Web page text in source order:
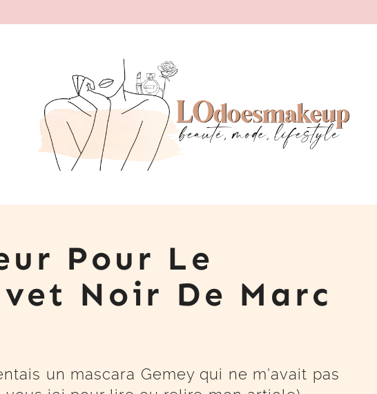
Pour Le
Noir De Marc
un mascara Gemey qui ne m’avait pas